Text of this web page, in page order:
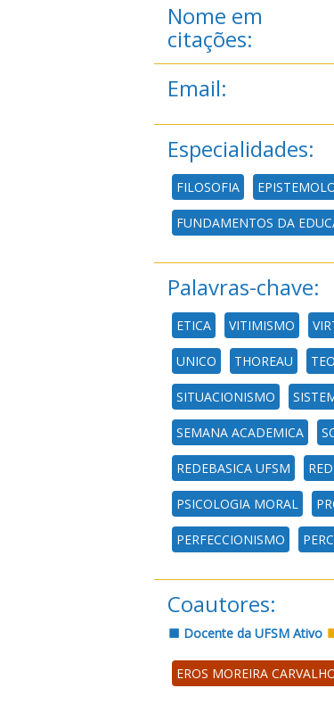
Nome em
citações:
Email:
Especialidades:
FILOSOFIA
FUNDAMENTOS DA
Palavras-chave:
ETICA VITIMISMO
UNICO THOREAU
SITUACIONISMO
SEMANA ACADEMICA
REDEBASICA UFSM
PSICOLOGIA MORAL
PERFECCIONISMO
Coautores:
Docente da UFSM Ativo
EROS MOREIRA